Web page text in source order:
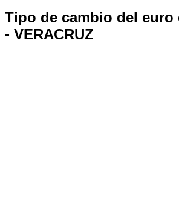
Tipo de cambio del euro
- VERACRUZ